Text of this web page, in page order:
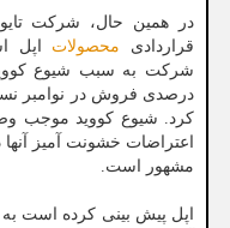
در همین حال، شرکت
قراردادی محصولات اپل
درصدی فروش در نوامبر
کرد. شیوع کووید موجب
اعتراضات خشونت آمیز
مشهور است.
اپل پیش بینی کرده است به